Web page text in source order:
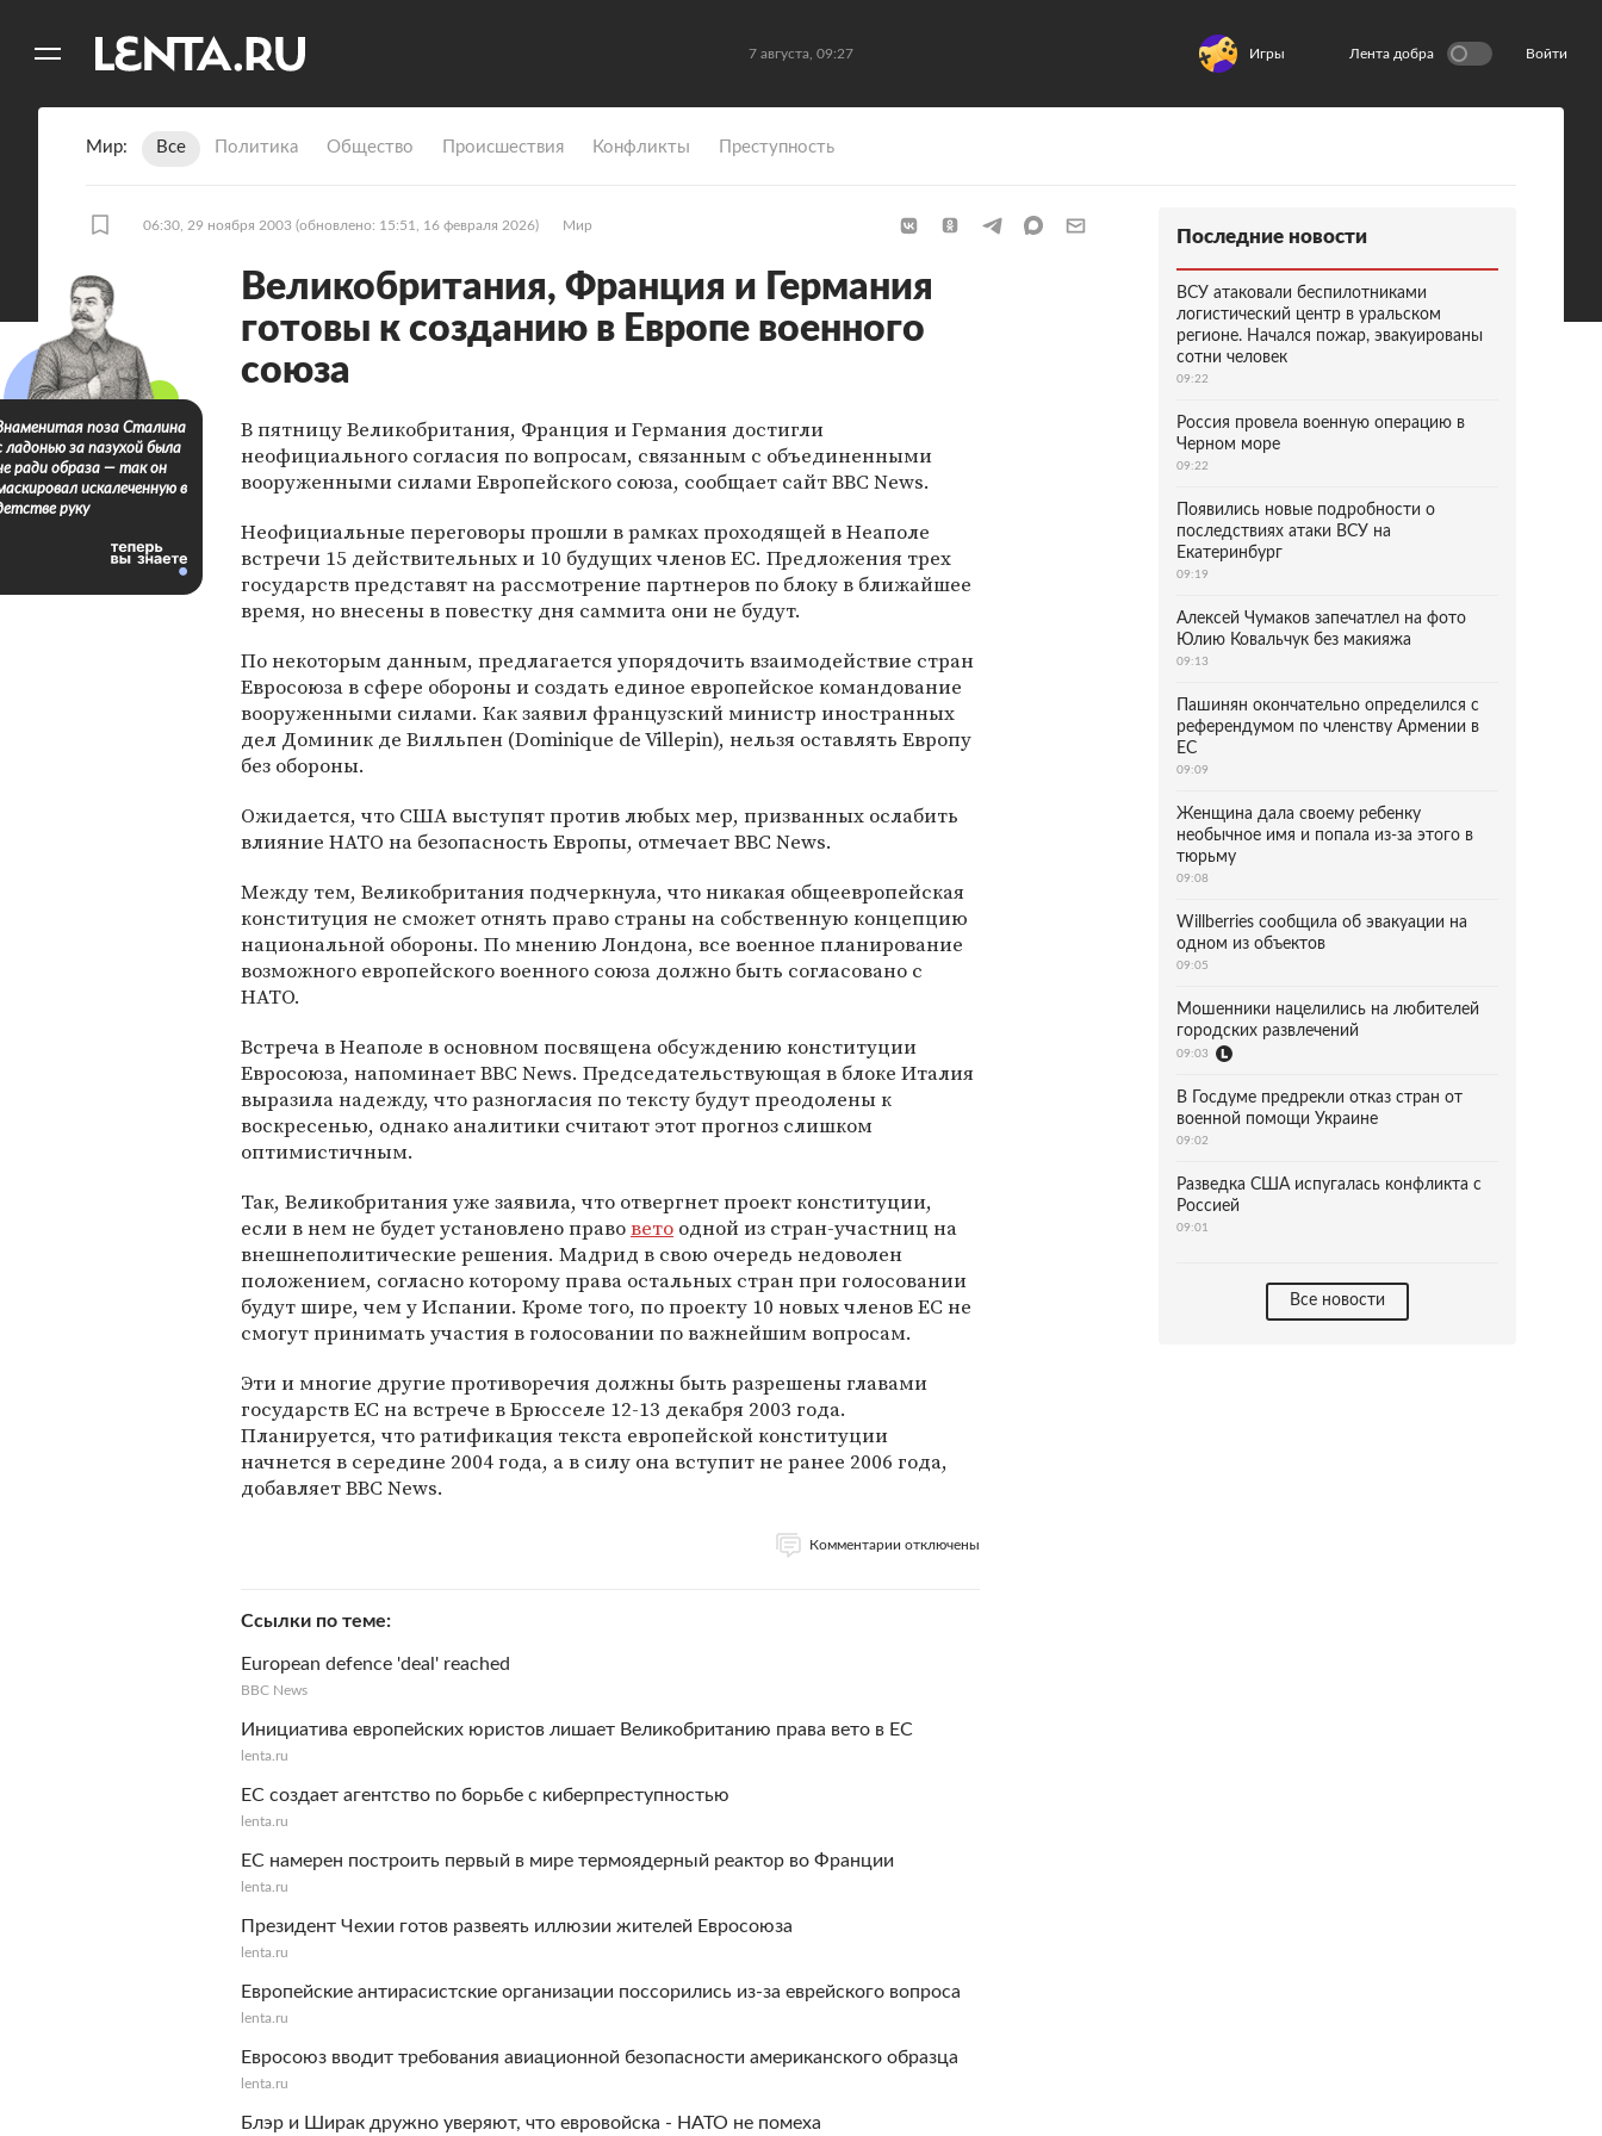
7 августа, 09:27 Игры Лента добра Войти
Мир Все Политика Общество Происшествия Конфликты Преступность
06:30, 29 ноября 2003 (обновлено: 15:51, 16 февраля 2026) Мир
Великобритания, Франция и Германия
готовы к созданию в Европе военного
союза
В пятницу Великобритания, Франция и Германия достигли
неофициального согласия по вопросам, связанным с объединенными
вооруженными силами Европейского союза, сообщает сайт BBC News.
Неофициальные переговоры прошли в рамках проходящей в Неаполе
встречи 15 действительных и 10 будущих членов ЕС. Предложения трех
государств представят на рассмотрение партнеров по блоку в ближайшее
время, но внесены в повестку дня саммита они не будут.
По некоторым данным, предлагается упорядочить взаимодействие стран
Евросоюза в сфере обороны и создать единое европейское командование
вооруженными силами. Как заявил французский министр иностранных
дел Доминик де Вилльпен (Dominique de Villepin), нельзя оставлять Европу
без обороны.
Ожидается, что США выступят против любых мер, призванных ослабить
влияние НАТО на безопасность Европы, отмечает BBC News.
Между тем, Великобритания подчеркнула, что никакая общеевропейская
конституция не сможет отнять право страны на собственную концепцию
национальной обороны. По мнению Лондона, все военное планирование
возможного европейского военного союза должно быть согласовано с
НАТО.
Встреча в Неаполе в основном посвящена обсуждению конституции
Евросоюза, напоминает BBC News. Председательствующая в блоке Италия
выразила надежду, что разногласия по тексту будут преодолены к
воскресенью, однако аналитики считают этот прогноз слишком
оптимистичным.
Так, Великобритания уже заявила, что отвергнет проект конституции,
если в нем не будет установлено правовето одной из стран-участниц на
внешнеполитические решения. Мадрид в свою очередь недоволен
положением, согласно которому права остальных стран при голосовании
будут шире, чем у Испании. Кроме того, по проекту 10 новых членов ЕС не
смогут принимать участия в голосовании по важнейшим вопросам.
Эти и многие другие противоречия должны быть разрешены главами
государств ЕС на встрече в Брюсселе 12-13 декабря 2003 года.
Планируется, что ратификация текста европейской конституции
начнется в середине 2004 года, а в силу она вступит не ранее 2006 года,
добавляет BBC News.
Комментарии отключены
Ссылки по теме
European defence 'deal' reached
BBC News
Инициатива европейских юристов лишает Великобританию права вето в ЕС
lenta.ru
ЕС создает агентство по борьбе с киберпреступностью
lenta.ru
ЕС намерен построить первый в мире термоядерный реактор во Франции
lenta.ru
Президент Чехии готов развеять иллюзии жителей Евросоюза
lenta.ru
Европейские антирасистские организации поссорились из-за еврейского вопроса
lenta.ru
Евросоюз вводит требования авиационной безопасности американского образца
lenta.ru
Блэр и Ширак дружно уверяют, что евровойска - НАТО не помеха
поза Сталина
ладонью за пазухой была
ради образа — так он
искалеченную в
руку
Последние новости
ВСУ атаковали беспилотниками
логистический центр в уральском
регионе. Начался пожар, эвакуированы
сотни человек
09:22
Россия провела военную операцию в
Черном море
09:22
Появились новые подробности о
последствиях атаки ВСУ на
Екатеринбург
09:19
Алексей Чумаков запечатлел на фото
Юлию Ковальчук без макияжа
09:13
Пашинян окончательно определился с
референдумом по членству Армении в
ЕС
09:09
Женщина дала своему ребенку
необычное имя и попала из-за этого в
тюрьму
09:08
Willberries сообщила об эвакуации на
одном из объектов
09:05
Мошенники нацелились на любителей
городских развлечений
09:03
В Госдуме предрекли отказ стран от
военной помощи Украине
09:02
Разведка США испугалась конфликта с
Россией
09:01
Все новости